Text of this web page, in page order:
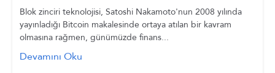
Blok zinciri teknolojisi, Satoshi Nakamoto'nun 2008 yılında
yayınladığı Bitcoin makalesinde ortaya atılan bir kavram
olmasına rağmen, günümüzde finans...
Devamını Oku